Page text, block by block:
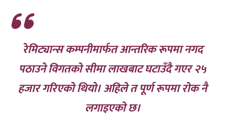
रेमिट्यान्स कम्पनीमार्फत आन्तरिक रूपमा नगद
पठाउने विगतको सीमा लाखबाट घटाउँदै गएर २५
हजार गरिएको थियो। अहिले त पूर्ण रूपमा रोक नै
लगाइएको छ।